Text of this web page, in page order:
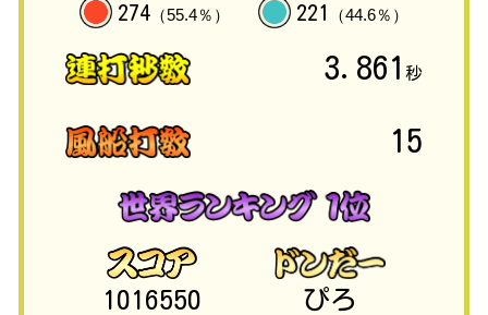
274 （55.4％） 221 （44.6％）
3.861 秒
15
1016550 ぴろ